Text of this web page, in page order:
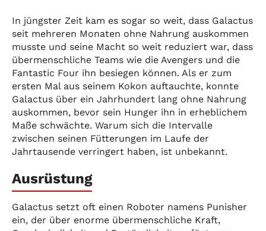
In jüngster Zeit kam es sogar so weit, dass Galactus
seit mehreren Monaten ohne Nahrung auskommen
musste und seine Macht so weit reduziert war, dass
übermenschliche Teams wie die Avengers und die
Fantastic Four ihn besiegen können. Als er zum
ersten Mal aus seinem Kokon auftauchte, konnte
Galactus über ein Jahrhundert lang ohne Nahrung
auskommen, bevor sein Hunger ihn in erheblichem
Maße schwächte. Warum sich die Intervalle
zwischen seinen Fütterungen im Laufe der
Jahrtausende verringert haben, ist unbekannt.
Ausrüstung
Galactus setzt oft einen Roboter namens Punisher
ein, der über enorme übermenschliche Kraft,